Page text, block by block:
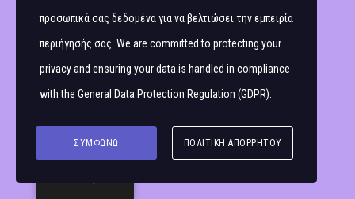
προσωπικά σας δεδομένα για να βελτιώσει την εμπειρία
περιήγησής σας. We are committed to protecting your
privacy and ensuring your data is handled in compliance
with the General Data Protection Regulation (GDPR)
ΣΥΜΦΩΝΏ ΠΟΛΙΤΙΚΉ ΑΠΟΡΡΉΤΟΥ